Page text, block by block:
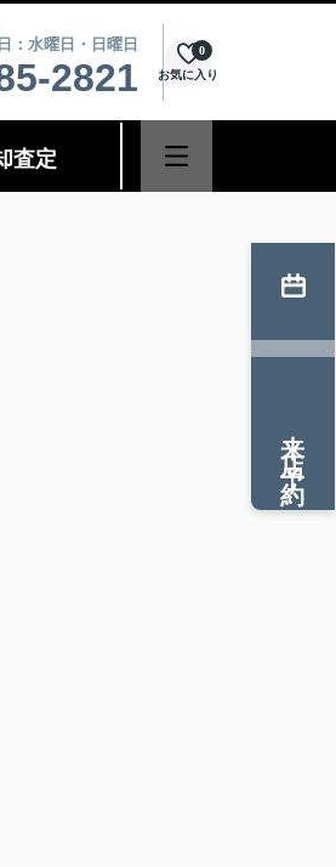
：水曜日・日曜日
2821 お気に入り
0
査定
来店予約